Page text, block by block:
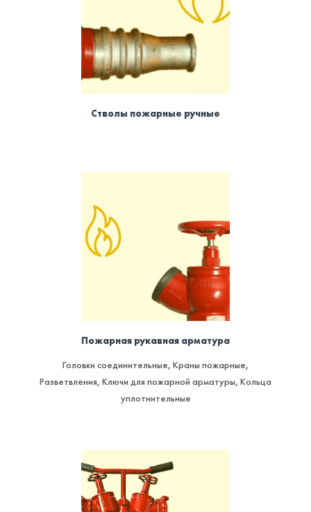
Стволы пожарные ручные
Пожарная рукавная арматура
Головки соединительные, Краны пожарные,
Разветвления, Ключи для пожарной арматуры, Кольца
уплотнительные